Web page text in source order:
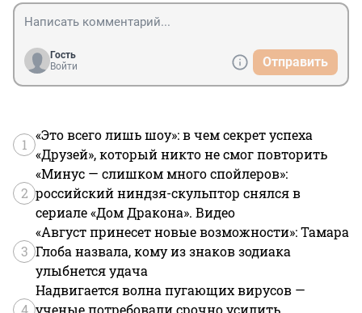
Гость
Войти
Отправить
1
«Это всего лишь шоу»: в чем секрет успеха
«Друзей», который никто не смог повторить
2
«Минус — слишком много спойлеров»:
российский ниндзя-скульптор снялся в
сериале «Дом Дракона». Видео
3
«Август принесет новые возможности»: Тамара
Глоба назвала, кому из знаков зодиака
улыбнется удача
4
Надвигается волна пугающих вирусов —
ученые потребовали срочно усилить